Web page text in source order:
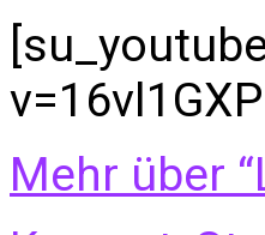
Mehr über